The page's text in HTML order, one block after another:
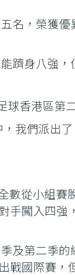
名，榮獲優
躋身八強
球香港區第
，我們派出
數從小組
手闖入四強
及第二季
戰國際賽，